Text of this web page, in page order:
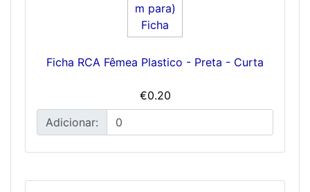
Ficha RCA Fêmea Plastico - Preta - Curta
€0.20
Adicionar: